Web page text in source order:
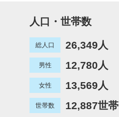
人口・世帯数
総人口 26,349人
男性 12,780人
女性 13,569人
世帯数 12,887世帯